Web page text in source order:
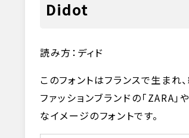
Didot
読み方：ディド
このフォントはフランスで生まれ
ファッションブランドの「ZARA
なイメージのフォントです。